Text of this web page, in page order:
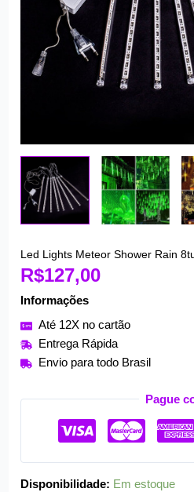
Led Lights Meteor Shower Rain
R$127,00
Informações
Até 12X no cartão
Entrega Rápida
Envio para todo Brasil
Pague
Disponibilidade: Em estoque
Led
Lights
Meteor
Rain
8tube
Xmas
quantidade